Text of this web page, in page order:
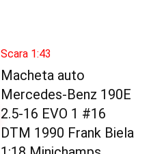
Scara 1:43
Macheta auto
Mercedes-Benz 190E
2.5-16 EVO 1 #16
DTM 1990 Frank Biela